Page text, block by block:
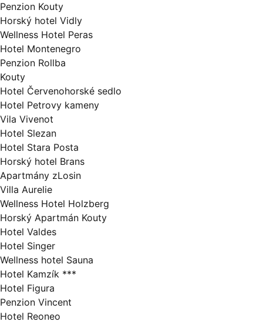
Penzion Kouty
Horský hotel Vidly
Wellness Hotel Peras
Hotel Montenegro
Penzion Rollba
Kouty
Hotel Červenohorské sedlo
Hotel Petrovy kameny
Vila Vivenot
Hotel Slezan
Hotel Stara Posta
Horský hotel Brans
Apartmány zLosin
Villa Aurelie
Wellness Hotel Holzberg
Horský Apartmán Kouty
Hotel Valdes
Hotel Singer
Wellness hotel Sauna
Hotel Kamzík ***
Hotel Figura
Penzion Vincent
Hotel Reoneo